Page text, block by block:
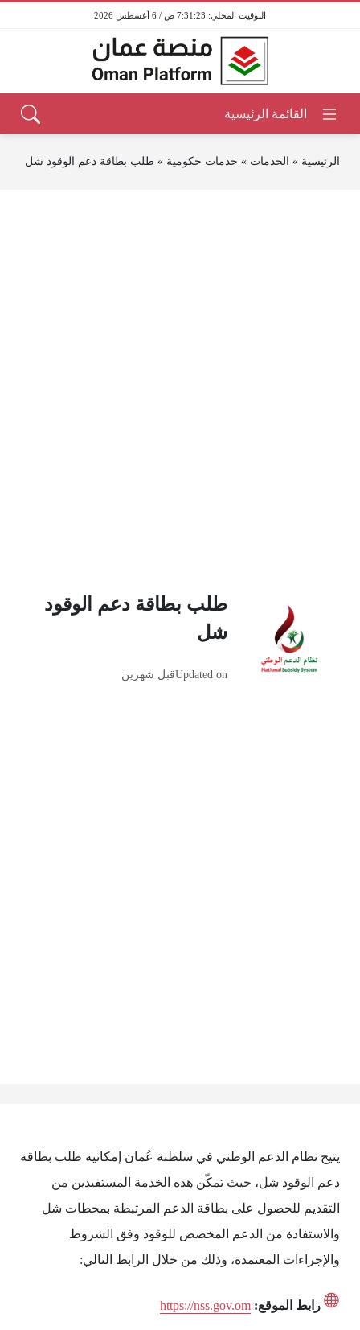
7:31:23 ص / 6 أغسطس 2026
الرئيسية » الخدمات » خدمات حكومية » طلب بطاقة دعم الوقود شل
طلب بطاقة دعم الوقود
شل
Updated onقبل شهرين
يتيح نظام الدعم الوطني في سلطنة عُمان إمكانية طلب بطاقة
دعم الوقود شل، حيث تمكّن هذه الخدمة المستفيدين من
التقديم للحصول على بطاقة الدعم المرتبطة بمحطات شل
والاستفادة من الدعم المخصص للوقود وفق الشروط
والإجراءات المعتمدة، وذلك من خلال الرابط التالي:
رابط الموقع: https://nss.gov.om